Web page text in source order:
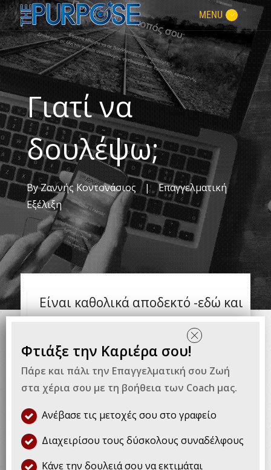
MENU
Γιατί να
δουλέψω;
ByΖαννής Κοντονάσιος |
Επαγγελματική
Εξέλιξη
Είναι καθολικά αποδεκτό -εδώ και
αιώνες- πως για να βιώσει κανείς
την οικονομική του ανεξαρτησία
θα πρέπει να αναζητήσει
βιοποριστικές οδούς.
μόνος του, με τους δικούς του όρους και
κανόνες,
όντας ώριμος πια να
Φτιάξε την Καριέρα σου!
Πάρε και πάλι την Επαγγελματική σου Ζωή
στα χέρια σου με τη βοήθεια των Coach μας.
Ανέβασε τις μετοχές σου στο γραφείο
Διαχειρίσου τους δύσκολους συναδέλφους
Κάνε την δουλειά σου να εκτιμάται